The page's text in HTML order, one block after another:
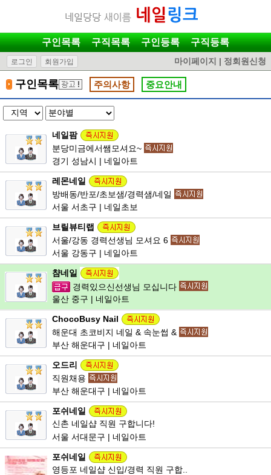
구인목록 구직목록 구인등록 구직등록
로그인 회원가입 마이페이지 | 정회원신청
구인목록 주의사항 중요안내
네일팜
분당미금에서쌤모셔요~
경기 성남시 | 네일아트
레몬네일
방배동/반포/초보샘/경력샘/네일
서울 서초구 | 네일초보
브릴뷰티랩
서울/강동 경력선생님 모셔요 6
서울 강동구 | 네일아트
챰네일
경력있으신선생님 모십니다
울산 중구 | 네일아트
ChocoBusy Nail
해운대 초코비지 네일 & 속눈썹 &
부산 해운대구 | 네일아트
오드리
직원채용
부산 해운대구 | 네일아트
포쉬네일
신촌 네일샵 직원 구합니다!
서울 서대문구 | 네일아트
포쉬네일
영등포 네일샵 신입/경력 직원 구합..